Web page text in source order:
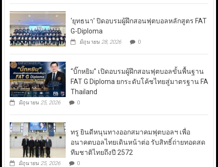
‘ยุทธนา’ ปิดอบรมผู้ฝึกสอนฟุตบอลหลักสูตร FAT
G-Diploma
มิถุนายน 28, 2026 0
“บิ๊กหยิม” เปิดอบรมผู้ฝึกสอนฟุตบอลขั้นพื้นฐาน
FAT G Diploma ยกระดับโค้ชไทยสู่มาตรฐาน FA
Thailand
มิถุนายน 25, 2026 0
ทรู ยินดีหนุนทางออกสมาคมฟุตบอลฯ เพื่อ
อนาคตบอลไทยเดินหน้าต่อ รับสิทธิ์ถ่ายทอดสด
ทีมชาติไทยถึงปี 2572
มิถุนายน 25, 2026 0